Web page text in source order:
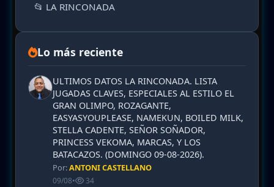
📂 LA RINCONADA
Lo más reciente
ULTIMOS DATOS LA RINCONADA. LISTA
JUGADAS CLAVES, ESPECIALES AL ESTILO EL
GRAN OLIMPO, ROZAGANTE,
EASYASYOUPLEASE, NAMEKUN, BOILED MILK,
STELLA CADENTE, SEÑOR SOÑADOR,
PRINCESS VEKOMA, MARCAS, Y LOS
BATACAZOS. (DOMINGO 09-08-2026).
Por:ANTONI CASTELLANO
09/08• 34